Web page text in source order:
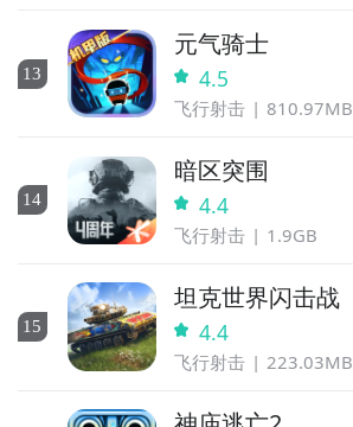
13
元气骑士
4.5
飞行射击 810.97MB
14
暗区突围
4.4
飞行射击 1.9GB
15
坦克世界闪击战
4.4
飞行射击 223.03MB